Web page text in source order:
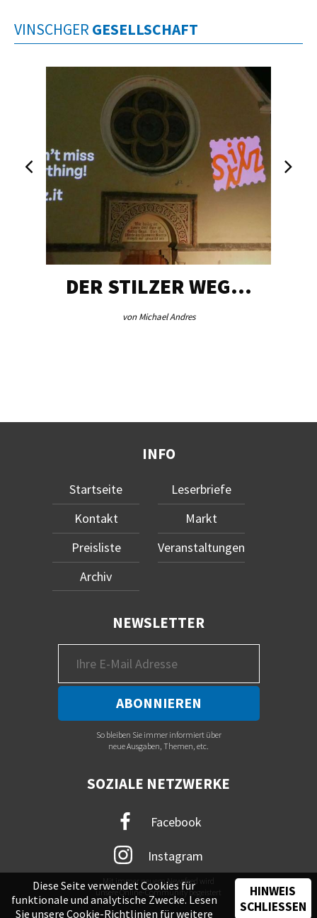
VINSCHGER GESELLSCHAFT
DER STILZER WEG…
von Michael Andres
INFO
Startseite
Kontakt
Preisliste
Archiv
Leserbriefe
Markt
Veranstaltungen
NEWSLETTER
So bleiben Sie immer informiert über
neue Ausgaben, Themen, etc.
SOZIALE NETZWERKE
Facebook
Instagram
Mit immer neuem Newsfeed wird
unsere Online-Community begeistert
Diese Seite verwendet Cookies für
funktionale und analytische Zwecke. Lesen
Sie unsere Cookie-Richtlinien für weitere
HINWEIS
SCHLIESSEN